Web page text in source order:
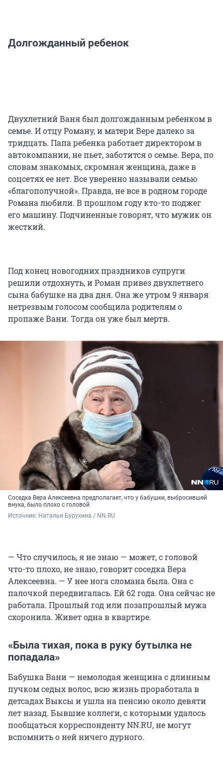
Долгожданный ребенок
Двухлетний Ваня был долгожданным ребенком в
семье. И отцу Роману, и матери Вере далеко за
тридцать. Папа ребенка работает директором в
автокомпании, не пьет, заботится о семье. Вера, по
словам знакомых, скромная женщина, даже в
соцсетях ее нет. Все уверенно называли семью
«благополучной». Правда, не все в родном городе
Романа любили. В прошлом году кто-то поджег
его машину. Подчиненные говорят, что мужик он
жесткий.
Под конец новогодних праздников супруги
решили отдохнуть, и Роман привез двухлетнего
сына бабушке на два дня. Она же утром 9 января
нетрезвым голосом сообщила родителям о
пропаже Вани. Тогда он уже был мертв.
Соседка Вера Алексеевна предполагает, что у бабушки, выбросившей
внука, было плохо с головой
Источник: Наталья Бурухина / NN.RU
— Что случилось, я не знаю — может, с головой
что-то плохо, не знаю, говорит соседка Вера
Алексеевна. — У нее нога сломана была. Она с
палочкой передвигалась. Ей 62 года. Она сейчас не
работала. Прошлый год или позапрошлый мужа
схоронила. Живет одна в квартире.
«Была тихая, пока в руку бутылка не
попадала»
Бабушка Вани — немолодая женщина с длинным
пучком седых волос, всю жизнь проработала в
детсадах Выксы и ушла на пенсию около девяти
лет назад. Бывшие коллеги, с которыми удалось
пообщаться корреспонденту NN.RU, не могут
вспомнить о ней ничего дурного.